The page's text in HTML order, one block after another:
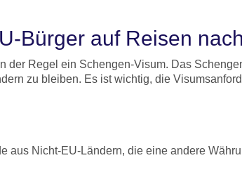
Bürger auf Reisen
der Regel ein Schengen-Visum. Das
zu bleiben. Es ist wichtig, die
aus Nicht-EU-Ländern, die eine andere